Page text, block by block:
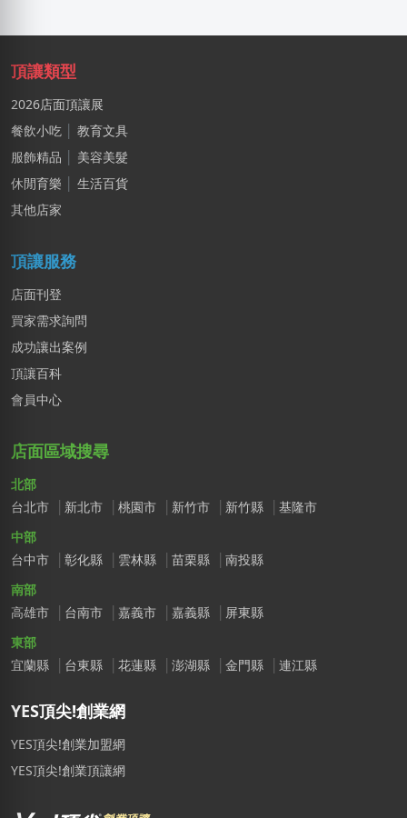
頂讓類型
2026店面頂讓展
餐飲小吃
教育文具
服飾精品
美容美髮
休閒育樂
生活百貨
其他店家
頂讓服務
店面刊登
買家需求詢問
成功讓出案例
頂讓百科
會員中心
店面區域搜尋
北部
台北市
新北市 桃園市 新竹市 新竹縣
基隆市
中部
台中市
彰化縣 雲林縣 苗栗縣
南投縣
南部
高雄市
台南市 嘉義市 嘉義縣
屏東縣
東部
宜蘭縣
台東縣 花蓮縣 澎湖縣 金門縣 連江縣
YES頂尖!創業網
YES頂尖!創業加盟網
YES頂尖!創業頂讓網